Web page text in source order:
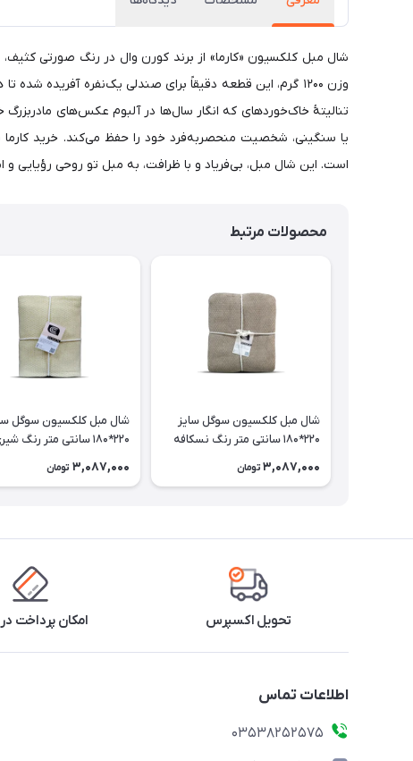
وزن ۱۲۰۰ گرم، این قطعه دقیقاً برای صندلی یک‌نفره
تنالیتهٔ خاک‌خوردهای که انگار سال‌ها در آلبوم عکس‌های
یا سنگینی، شخصیت منحصربه‌فرد خود را حفظ می‌کند. خرید
است. این شال مبل، بی‌فریاد و با ظرافت، به مبل تو روحی
محصولات مرتبط
شال مبل کلکسیون سوگل سایز
220*180 سانتی متر رنگ نسکافه
3,087,000 تومان
شال مبل کلکسیون سوگل
220*180 سانتی متر رنگ شیری
3,087,000 تومان
تحویل اکسپرس امکان پرداخت
اطلاعات تماس
03538252575